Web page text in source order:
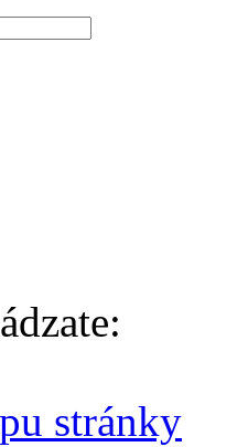
stránky